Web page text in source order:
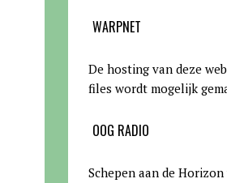
WARPNET
De hosting van deze
files wordt mogelijk
OOG RADIO
Schepen aan de